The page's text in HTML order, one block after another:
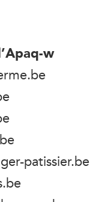
w
patissier.be